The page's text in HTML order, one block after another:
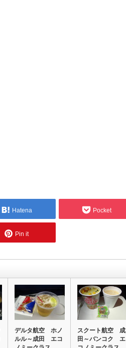
Hatena Pocket
Pin it
デルタ航空 ホノ
ルル～成田 エコ
スクート航空 成
田～バンコク エ